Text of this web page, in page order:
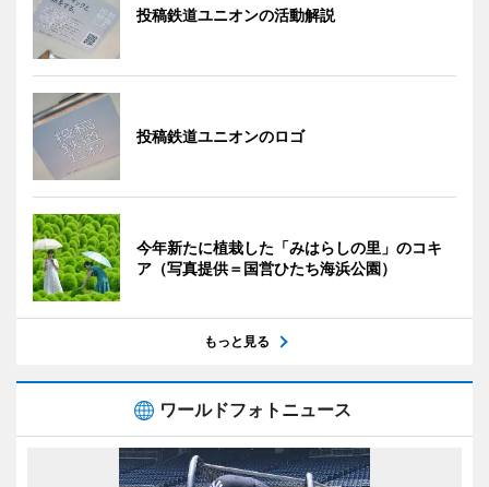
投稿鉄道ユニオンの活動解説
投稿鉄道ユニオンのロゴ
今年新たに植栽した「みはらしの里」のコキ
ア（写真提供＝国営ひたち海浜公園）
もっと見る
ワールドフォトニュース